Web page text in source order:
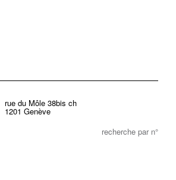
rue du Môle 38bis ch
1201 Genève
recherche par n°